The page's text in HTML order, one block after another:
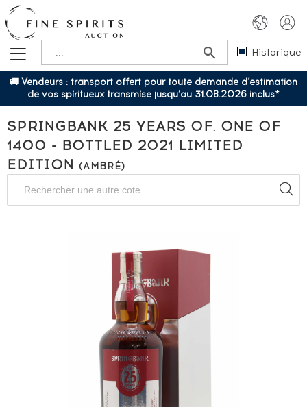
Historique
🚚 Vendeurs : transport offert pour toute demande d’estimation
de vos spiritueux transmise jusqu’au 31.08.2026 inclus*
SPRINGBANK 25 YEARS OF. ONE OF
1400 - BOTTLED 2021 LIMITED
EDITION (AMBRÉ)